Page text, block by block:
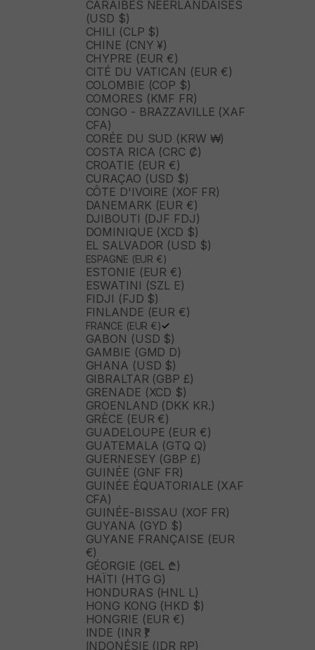
CARAÏBES NÉERLANDAISES
(USD $)
CHILI (CLP $)
CHINE (CNY ¥)
CHYPRE (EUR €)
CITÉ DU VATICAN (EUR €)
COLOMBIE (COP $)
COMORES (KMF FR)
CONGO - BRAZZAVILLE (XAF
CFA)
CORÉE DU SUD (KRW ₩)
COSTA RICA (CRC ₡)
CROATIE (EUR €)
CURAÇAO (USD $)
CÔTE D'IVOIRE (XOF FR)
DANEMARK (EUR €)
DJIBOUTI (DJF FDJ)
DOMINIQUE (XCD $)
EL SALVADOR (USD $)
ESPAGNE (EUR €)
ESTONIE (EUR €)
ESWATINI (SZL E)
FIDJI (FJD $)
FINLANDE (EUR €)
FRANCE (EUR €)
GABON (USD $)
GAMBIE (GMD D)
GHANA (USD $)
GIBRALTAR (GBP £)
GRENADE (XCD $)
GROENLAND (DKK KR.)
GRÈCE (EUR €)
GUADELOUPE (EUR €)
GUATEMALA (GTQ Q)
GUERNESEY (GBP £)
GUINÉE (GNF FR)
GUINÉE ÉQUATORIALE (XAF
CFA)
GUINÉE-BISSAU (XOF FR)
GUYANA (GYD $)
GUYANE FRANÇAISE (EUR
€)
GÉORGIE (GEL ₾)
HAÏTI (HTG G)
HONDURAS (HNL L)
HONG KONG (HKD $)
HONGRIE (EUR €)
INDE (INR ₹)
INDONÉSIE (IDR RP)